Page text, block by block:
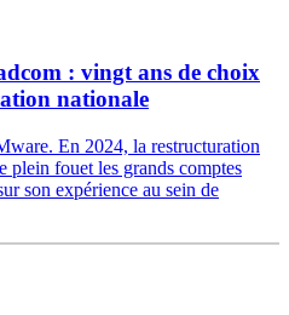
: vingt ans de choix
nationale
En 2024, la restructuration
plein fouet les grands comptes
son expérience au sein de